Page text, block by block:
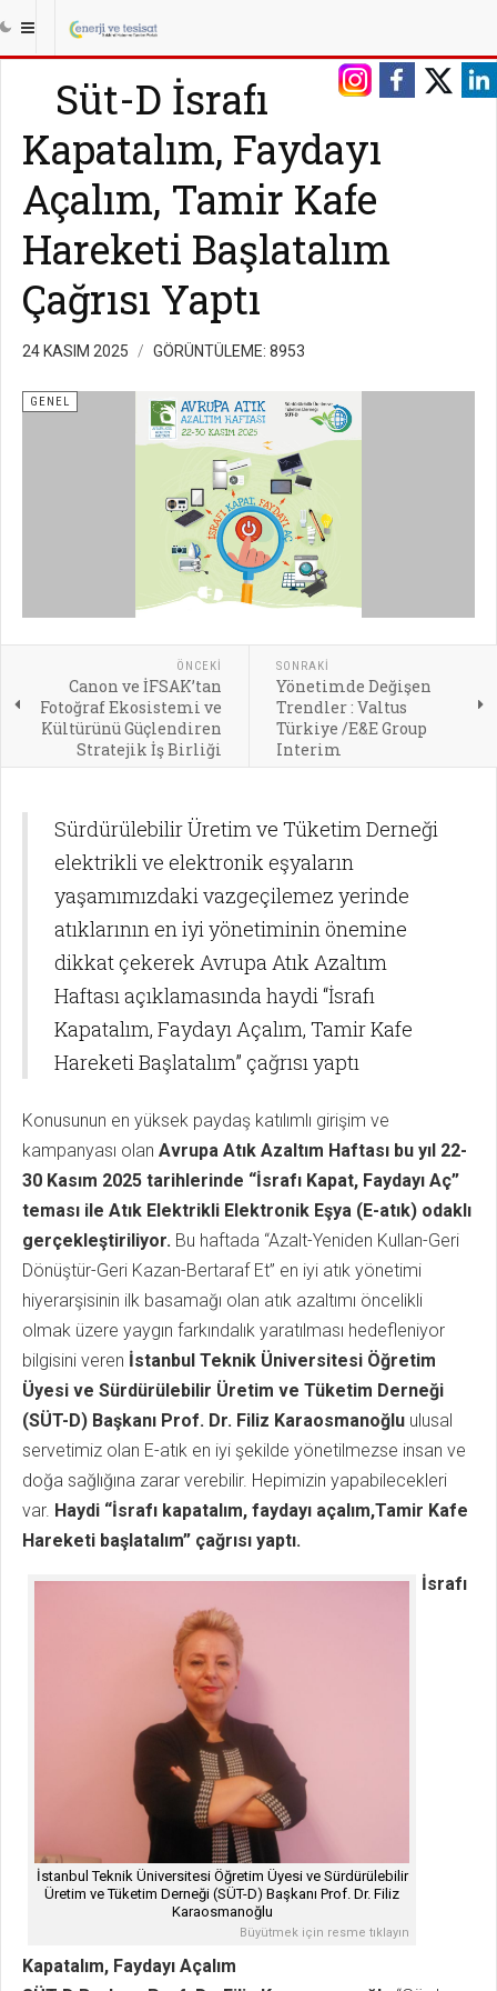
Süt-D İsrafı
Kapatalım, Faydayı
Açalım, Tamir Kafe
Hareketi Başlatalım
Çağrısı Yaptı
24 KASIM 2025 GÖRÜNTÜLEME: 8953
GENEL
ÖNCEKI
Canon ve İFSAK’tan
Fotoğraf Ekosistemi ve
Kültürünü Güçlendiren
Stratejik İş Birliği
SONRAKI
Yönetimde Değişen
Trendler : Valtus
Türkiye /E&E Group
Interim
Sürdürülebilir Üretim ve Tüketim Derneği
elektrikli ve elektronik eşyaların
yaşamımızdaki vazgeçilemez yerinde
atıklarının en iyi yönetiminin önemine
dikkat çekerek Avrupa Atık Azaltım
Haftası açıklamasında haydi “İsrafı
Kapatalım, Faydayı Açalım, Tamir Kafe
Hareketi Başlatalım” çağrısı yaptı
Konusunun en yüksek paydaş katılımlı girişim ve
kampanyası olan Avrupa Atık Azaltım Haftası bu yıl 22-
30 Kasım 2025 tarihlerinde “İsrafı Kapat, Faydayı Aç”
teması ile Atık Elektrikli Elektronik Eşya (E-atık) odaklı
gerçekleştiriliyor. Bu haftada “Azalt-Yeniden Kullan-Geri
Dönüştür-Geri Kazan-Bertaraf Et” en iyi atık yönetimi
hiyerarşisinin ilk basamağı olan atık azaltımı öncelikli
olmak üzere yaygın farkındalık yaratılması hedefleniyor
bilgisini veren İstanbul Teknik Üniversitesi Öğretim
Üyesi ve Sürdürülebilir Üretim ve Tüketim Derneği
(SÜT-D) Başkanı Prof. Dr. Filiz Karaosmanoğlu ulusal
servetimiz olan E-atık en iyi şekilde yönetilmezse insan ve
doğa sağlığına zarar verebilir. Hepimizin yapabilecekleri
var. Haydi “İsrafı kapatalım, faydayı açalım,Tamir Kafe
Hareketi başlatalım” çağrısı yaptı.
İstanbul Teknik Üniversitesi Öğretim Üyesi ve Sürdürülebilir
Üretim ve Tüketim Derneği (SÜT-D) Başkanı Prof. Dr. Filiz
Karaosmanoğlu
Büyütmek için resme tıklayın
İsrafı
Kapatalım, Faydayı Açalım